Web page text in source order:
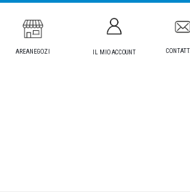
AREANEGOZI IL MIO ACCOUNT